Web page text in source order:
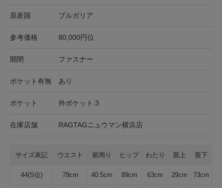
原産国 ブルガリア
参考価格 80,000円位
開閉 ファスナー
ポケット有無 あり
ポケット 外ポケット:3
在庫店舗 RAGTAGニュウマン横浜店
サイズ表記 ウエスト 裾周り ヒップ わたり 股上 股下
44(S位) 78cm 40.5cm 89cm 63cm 29cm 73cm